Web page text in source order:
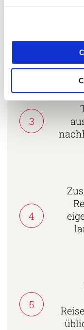
2
3
4
5